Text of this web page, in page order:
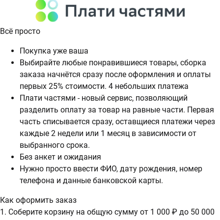
Всё просто
Покупка уже ваша
Выбирайте любые понравившиеся товары, сборка
заказа начнётся сразу после оформления и оплаты
первых 25% стоимости. 4 небольших платежа
Плати частями - новый сервис, позволяющий
разделить оплату за товар на равные части. Первая
часть списывается сразу, оставщиеся платежи через
каждые 2 недели или 1 месяц в зависимости от
выбранного срока.
Без анкет и ожидания
Нужно просто ввести ФИО, дату рождения, номер
телефона и данные банковской карты.
Как оформить заказ
1. Соберите корзину на общую сумму от 1 000 ₽ до 50 000